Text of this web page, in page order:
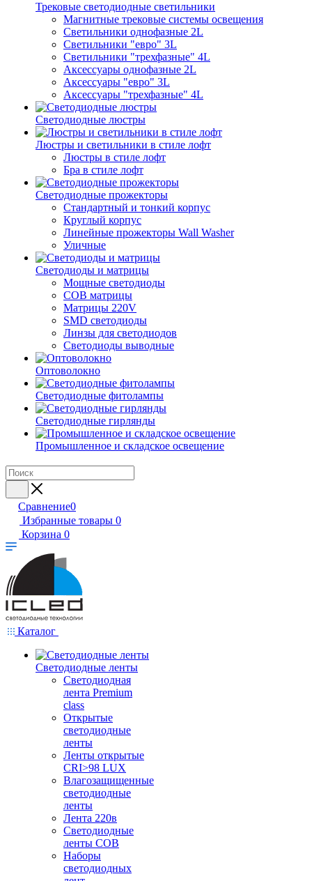
Трековые светодиодные светильники
Магнитные трековые системы освещения
Светильники однофазные 2L
Светильники "евро" 3L
Светильники "трехфазные" 4L
Аксессуары однофазные 2L
Аксессуары "евро" 3L
Аксессуары "трехфазные" 4L
Светодиодные люстры
Люстры и светильники в стиле лофт
Люстры в стиле лофт
Бра в стиле лофт
Светодиодные прожекторы
Стандартный и тонкий корпус
Круглый корпус
Линейные прожекторы Wall Washer
Уличные
Светодиоды и матрицы
Мощные светодиоды
COB матрицы
Матрицы 220V
SMD светодиоды
Линзы для светодиодов
Светодиоды выводные
Оптоволокно
Светодиодные фитолампы
Светодиодные гирлянды
Промышленное и складское освещение
Сравнение0
Избранные товары 0
Корзина 0
Каталог
Светодиодные ленты
Светодиодная
лента Premium
class
Открытые
светодиодные
ленты
Ленты открытые
CRI>98 LUX
Влагозащищенные
светодиодные
ленты
Лента 220в
Светодиодные
ленты COB
Наборы
светодиодных